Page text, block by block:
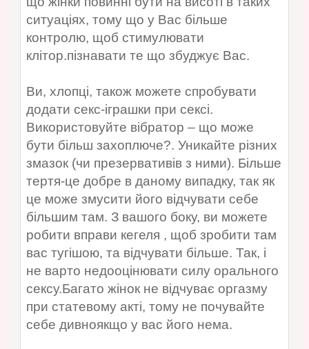
ситуаціях, тому що у Вас більше
контролю, щоб стимулювати
клітор.пізнавати те що збуджує Вас.
Ви, хлопці, також можете спробувати
додати секс-іграшки при сексі.
Використовуйте вібратор – що може
бути більш захоплюче?. Уникайте різних
змазок (чи презервативів з ними). Більше
тертя-це добре в даному випадку, так як
це може змусити його відчувати себе
більшим там. З вашого боку, ви можете
робити вправи кегеля , щоб зробити там
вас тугішою, та відчувати більше. Так, і
не варто недооцінювати силу орального
сексу.Багато жінок не відчуває оргазму
при статевому акті, тому не почувайте
себе дивноякщо у вас його нема.